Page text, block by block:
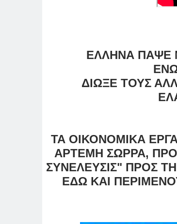
ΕΛΛΗΝΑ ΠΑΨΕ
ΔΙΩΞΕ ΤΟΥΣ
ΤΑ ΟΙΚΟΝΟΜΙΚΑ
ΑΡΤΕΜΗ ΣΩΡΡΑ,
ΣΥΝΕΛΕΥΣΙΣ" ΠΡΟΣ
ΕΔΩ ΚΑΙ